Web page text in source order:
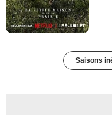
Saisons